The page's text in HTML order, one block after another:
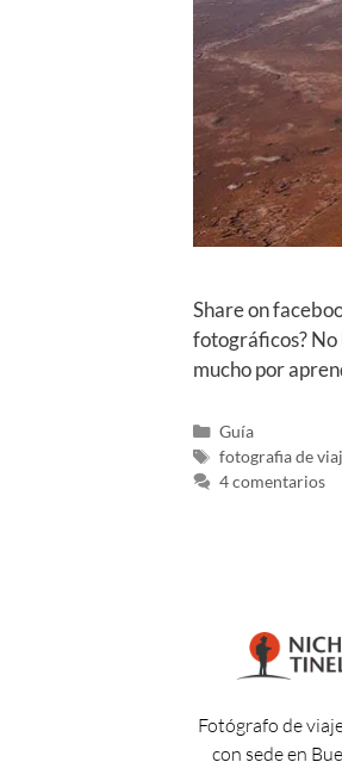
Share on
fotográficos?
mucho por
Guía
fotografia de
4 comentarios
Fotógrafo de
con sede en